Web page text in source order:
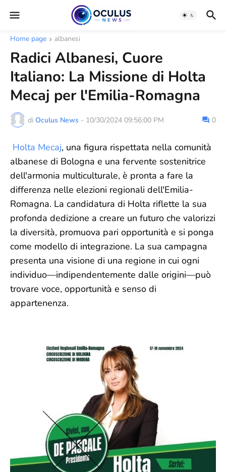
Home page albanesi
Radici Albanesi, Cuore
Italiano: La Missione di Holta
Mecaj per l'Emilia-Romagna
di Oculus News - 10/30/2024 09:56:00 PM 0
Holta Mecaj, una figura rispettata nella comunità
albanese di Bologna e una fervente sostenitrice
dell'armonia multiculturale, è pronta a fare la
differenza nelle elezioni regionali dell'Emilia-
Romagna. La candidatura di Holta riflette la sua
profonda dedizione a creare un futuro che valorizzi
la diversità, promuova pari opportunità e si ponga
come modello di integrazione. La sua campagna
presenta una visione di una regione in cui ogni
individuo—indipendentemente dalle origini—può
trovare voce, opportunità e senso di
appartenenza.